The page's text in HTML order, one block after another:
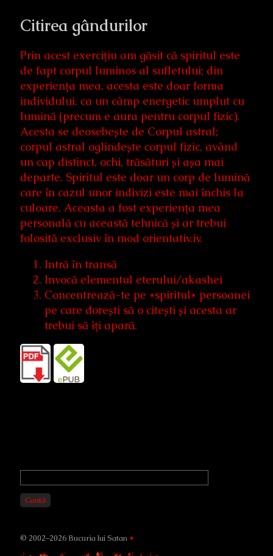
Citirea gândurilor
Prin acest exercițiu am găsit că spiritul este
de fapt corpul luminos al sufletului; din
experiența mea, acesta este doar forma
individului, ca un câmp energetic umplut cu
lumină (precum e aura pentru corpul fizic).
Acesta se deosebește de Corpul astral;
corpul astral oglindește corpul fizic, având
un cap distinct, ochi, trăsături și așa mai
departe. Spiritul este doar un corp de lumină
care în cazul unor indivizi este mai închis la
culoare. Aceasta a fost experiența mea
personală cu această tehnică și ar trebui
folosită exclusiv în mod orientativ.iv.
Intră în transă
Invocă elementul eterului/akashei
Concentrează-te pe *spiritul* persoanei
pe care dorești să o citești și acesta ar
trebui să îți apară.
Primary
Sidebar
Caută
© 2002–2026 Bucuria lui Satan •